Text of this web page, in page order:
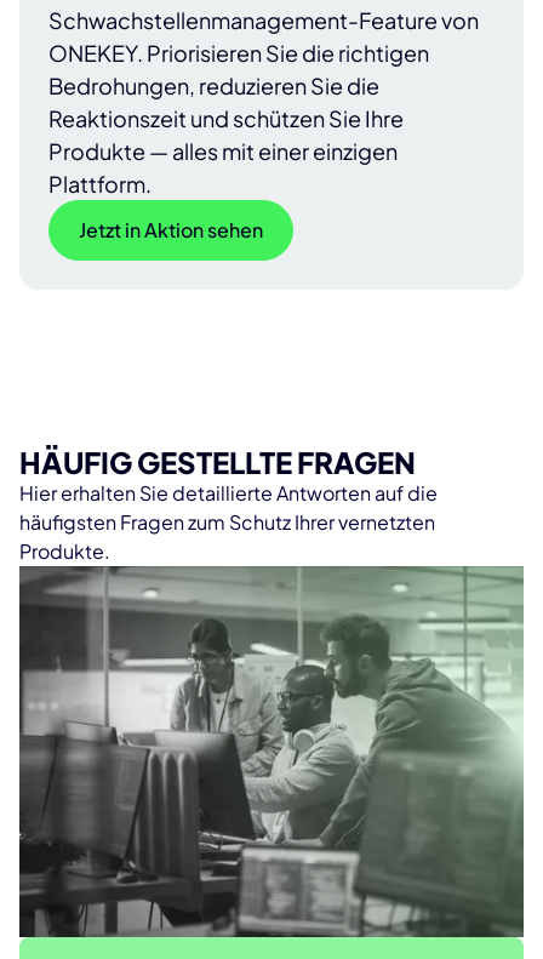
Schwachstellenmanagement-Feature von
ONEKEY. Priorisieren Sie die richtigen
Bedrohungen, reduzieren Sie die
Reaktionszeit und schützen Sie Ihre
Produkte — alles mit einer einzigen
Plattform.
Jetzt in Aktion sehen
HÄUFIG GESTELLTE FRAGEN
Hier erhalten Sie detaillierte Antworten auf die
häufigsten Fragen zum Schutz Ihrer vernetzten
Produkte.